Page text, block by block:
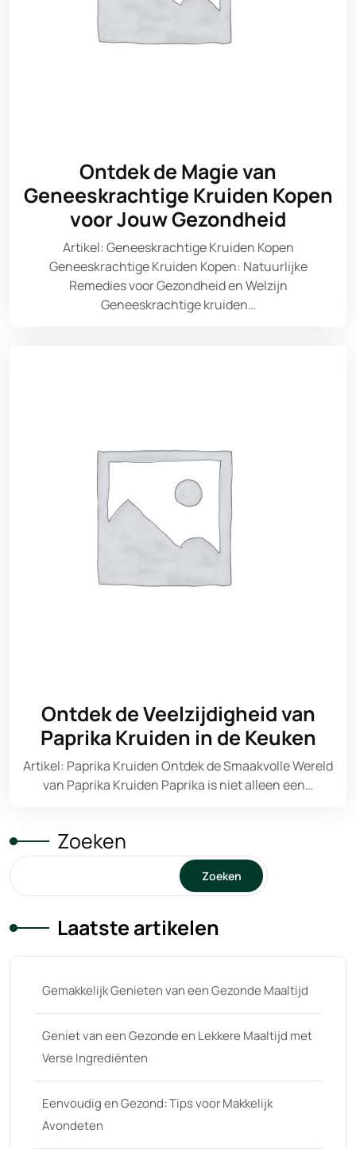
Ontdek de Magie van
Geneeskrachtige Kruiden Kopen
voor Jouw Gezondheid
Artikel: Geneeskrachtige Kruiden Kopen
Geneeskrachtige Kruiden Kopen: Natuurlijke
Remedies voor Gezondheid en Welzijn
Geneeskrachtige kruiden…
Ontdek de Veelzijdigheid van
Paprika Kruiden in de Keuken
Artikel: Paprika Kruiden Ontdek de Smaakvolle Wereld
van Paprika Kruiden Paprika is niet alleen een…
Zoeken
Zoeken
Laatste artikelen
Gemakkelijk Genieten van een Gezonde Maaltijd
Geniet van een Gezonde en Lekkere Maaltijd met
Verse Ingrediënten
Eenvoudig en Gezond: Tips voor Makkelijk
Avondeten